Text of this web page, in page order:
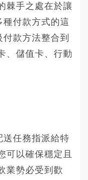
棘手之處在於讓
付款方式的這
款方法整合到
、儲值卡、行動
送任務指派給特
可以確保穩定且
業勢必受到歡